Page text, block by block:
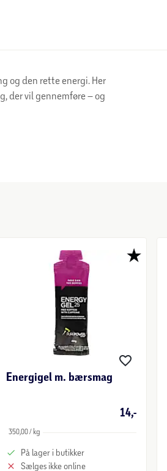
og den rette energi. Her
der vil gennemføre – og
Energigel m. bærsmag
14,-
350,00 / kg
På lager i butikker
Sælges ikke online